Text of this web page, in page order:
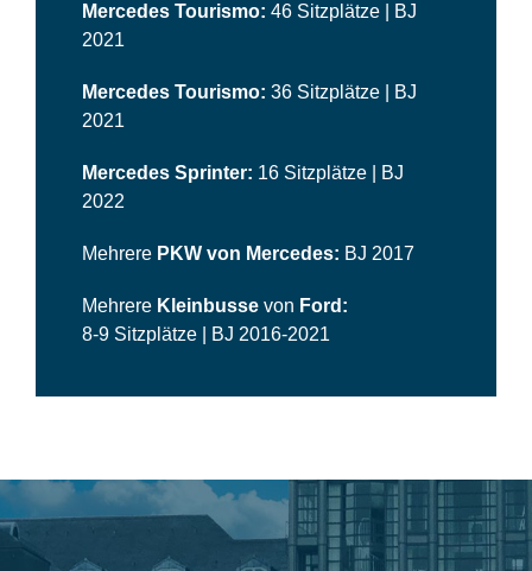
Mercedes Tourismo: 46 Sitzplätze | BJ
2021
Mercedes Tourismo: 36 Sitzplätze | BJ
2021
Mercedes Sprinter: 16 Sitzplätze | BJ
2022
Mehrere PKW von Mercedes: BJ 2017
Mehrere Kleinbussevon Ford:
8-9 Sitzplätze | BJ 2016-2021